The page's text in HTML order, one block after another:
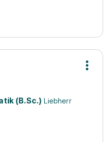
(B.Sc.) Liebherr